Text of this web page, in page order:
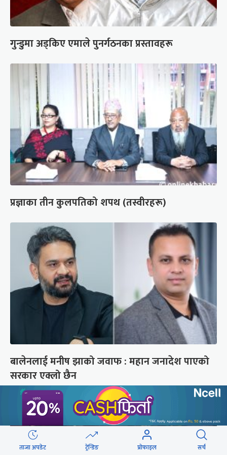
गुन्डुमा अड्किए एमाले पुनर्गठनका प्रस्तावहरू
प्रज्ञाका तीन कुलपतिको शपथ (तस्वीरहरू)
बालेनलाई मनीष झाको जवाफ : महान जनादेश पाएको
सरकार एक्लो छैन
ताजा अपडेट ट्रेन्डिङ प्रोफाइल सर्च